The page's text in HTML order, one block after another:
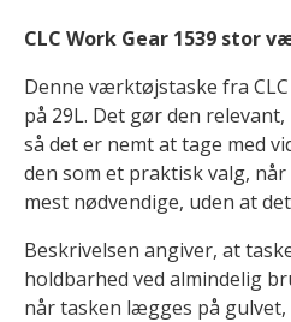
CLC Work Gear 1539 stor
Denne værktøjstaske fra
på 29L. Det gør den
så det er nemt at tage med
den som et praktisk valg,
mest nødvendige, uden at
Beskrivelsen angiver, at
holdbarhed ved almindelig
når tasken lægges på